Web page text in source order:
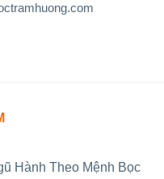
Hành Theo Mệnh Bọc